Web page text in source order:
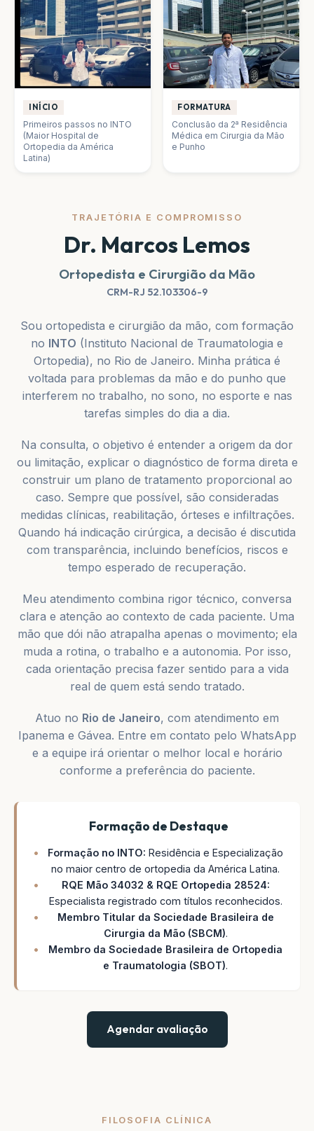
INÍCIO
Primeiros passos no INTO
(Maior Hospital de
Ortopedia da América
Latina)
FORMATURA
Conclusão da 2ª Residência
Médica em Cirurgia da Mão
e Punho
TRAJETÓRIA E COMPROMISSO
Dr. Marcos Lemos
Ortopedista e Cirurgião da Mão
CRM-RJ 52.103306-9
Sou ortopedista e cirurgião da mão, com formação
no INTO (Instituto Nacional de Traumatologia e
Ortopedia), no Rio de Janeiro. Minha prática é
voltada para problemas da mão e do punho que
interferem no trabalho, no sono, no esporte e nas
tarefas simples do dia a dia.
Na consulta, o objetivo é entender a origem da dor
ou limitação, explicar o diagnóstico de forma direta e
construir um plano de tratamento proporcional ao
caso. Sempre que possível, são consideradas
medidas clínicas, reabilitação, órteses e infiltrações.
Quando há indicação cirúrgica, a decisão é discutida
com transparência, incluindo benefícios, riscos e
tempo esperado de recuperação.
Meu atendimento combina rigor técnico, conversa
clara e atenção ao contexto de cada paciente. Uma
mão que dói não atrapalha apenas o movimento; ela
muda a rotina, o trabalho e a autonomia. Por isso,
cada orientação precisa fazer sentido para a vida
real de quem está sendo tratado.
Atuo no Rio de Janeiro, com atendimento em
Ipanema e Gávea. Entre em contato pelo WhatsApp
e a equipe irá orientar o melhor local e horário
conforme a preferência do paciente.
Formação de Destaque
Formação no INTO: Residência e Especialização
no maior centro de ortopedia da América Latina.
RQE Mão 34032 & RQE Ortopedia 28524:
Especialista registrado com títulos reconhecidos.
Membro Titular da Sociedade Brasileira de
Cirurgia da Mão (SBCM).
Membro da Sociedade Brasileira de Ortopedia
e Traumatologia (SBOT).
Agendar avaliação
FILOSOFIA CLÍNICA